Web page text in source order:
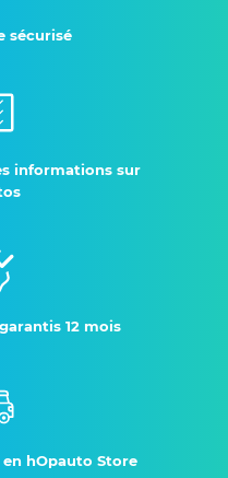
sécurisé
informations sur
12 mois
hOpauto Store